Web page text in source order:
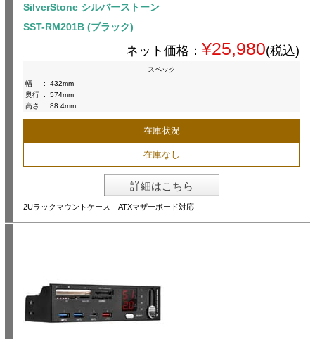
SilverStone シルバーストーン
SST-RM201B (ブラック)
ネット価格： ¥25,980(税込)
スペック
幅
:
432mm
奥行 :
574mm
高さ
: 88.4mm
在庫状況
在庫なし
詳細はこちら
2Uラックマウントケース ATXマザーボード対応